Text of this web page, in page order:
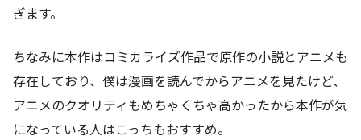
ぎます。
ちなみに本作はコミカライズ作品で原作の小説とアニメも
存在しており、僕は漫画を読んでからアニメを見たけど、
アニメのクオリティもめちゃくちゃ高かったから本作が気
になっている人はこっちもおすすめ。